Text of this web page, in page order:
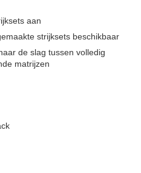
aan
strijksets beschikbaar
de slag tussen volledig
matrijzen